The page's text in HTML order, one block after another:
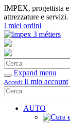
IMPEX, progettista
attrezzature e servizi.
I miei ordini
Cerca
Conferma
Expand menu
Accedi Il mio account
Cerca
AUTO